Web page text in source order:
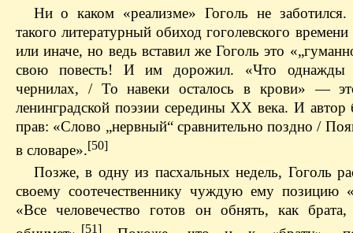
Ни о каком «реализме» Гоголь не
такого литературный обиход гоголевского
или иначе, но ведь вставил же Гоголь это
свою повесть! И им дорожил. «Что однажды
чернилах, / То навеки осталось в крови» —
ленинградской поэзии середины XX века. И
прав: «Слово „нервный“ сравнительно поздно /
в словаре».[50]
Позже, в одну из пасхальных недель, Гоголь
своему соотечественнику чуждую ему позицию
«Все человечество готов он обнять, как
[51]